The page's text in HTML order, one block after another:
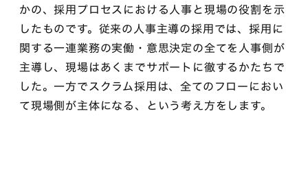
かの、採用プロセスにおける人事と現場の役割を示
したものです。従来の人事主導の採用では、採用に
関する一連業務の実働・意思決定の全てを人事側が
主導し、現場はあくまでサポートに徹するかたちで
した。一方でスクラム採用は、全てのフローにおい
て現場側が主体になる、という考え方をします。